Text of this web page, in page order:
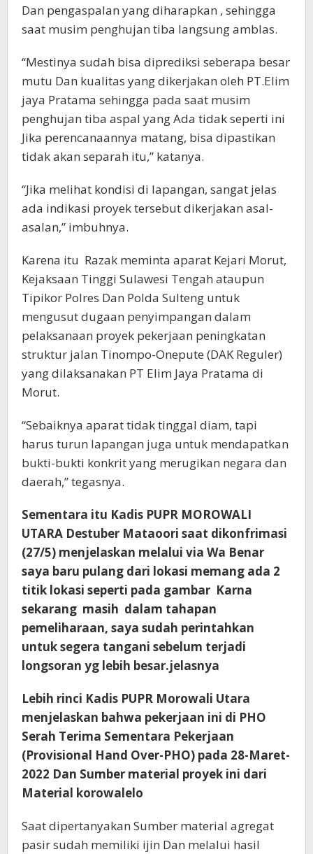
Dan pengaspalan yang diharapkan , sehingga
saat musim penghujan tiba langsung amblas.
“Mestinya sudah bisa diprediksi seberapa besar
mutu Dan kualitas yang dikerjakan oleh PT.Elim
jaya Pratama sehingga pada saat musim
penghujan tiba aspal yang Ada tidak seperti ini
Jika perencanaannya matang, bisa dipastikan
tidak akan separah itu,” katanya.
“Jika melihat kondisi di lapangan, sangat jelas
ada indikasi proyek tersebut dikerjakan asal-
asalan,” imbuhnya.
Karena itu Razak meminta aparat Kejari Morut,
Kejaksaan Tinggi Sulawesi Tengah ataupun
Tipikor Polres Dan Polda Sulteng untuk
mengusut dugaan penyimpangan dalam
pelaksanaan proyek pekerjaan peningkatan
struktur jalan Tinompo-Onepute (DAK Reguler)
yang dilaksanakan PT Elim Jaya Pratama di
Morut.
“Sebaiknya aparat tidak tinggal diam, tapi
harus turun lapangan juga untuk mendapatkan
bukti-bukti konkrit yang merugikan negara dan
daerah,” tegasnya.
Sementara itu Kadis PUPR MOROWALI
UTARA Destuber Mataoori saat dikonfrimasi
(27/5) menjelaskan melalui via Wa Benar
saya baru pulang dari lokasi memang ada 2
titik lokasi seperti pada gambar Karna
sekarang masih dalam tahapan
pemeliharaan, saya sudah perintahkan
untuk segera tangani sebelum terjadi
longsoran yg lebih besar.jelasnya
Lebih rinci Kadis PUPR Morowali Utara
menjelaskan bahwa pekerjaan ini di PHO
Serah Terima Sementara Pekerjaan
(Provisional Hand Over-PHO) pada 28-Maret-
2022 Dan Sumber material proyek ini dari
Material korowalelo
Saat dipertanyakan Sumber material agregat
pasir sudah memiliki ijin Dan melalui hasil